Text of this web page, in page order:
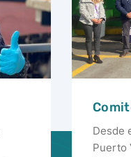
Desde
Puerto